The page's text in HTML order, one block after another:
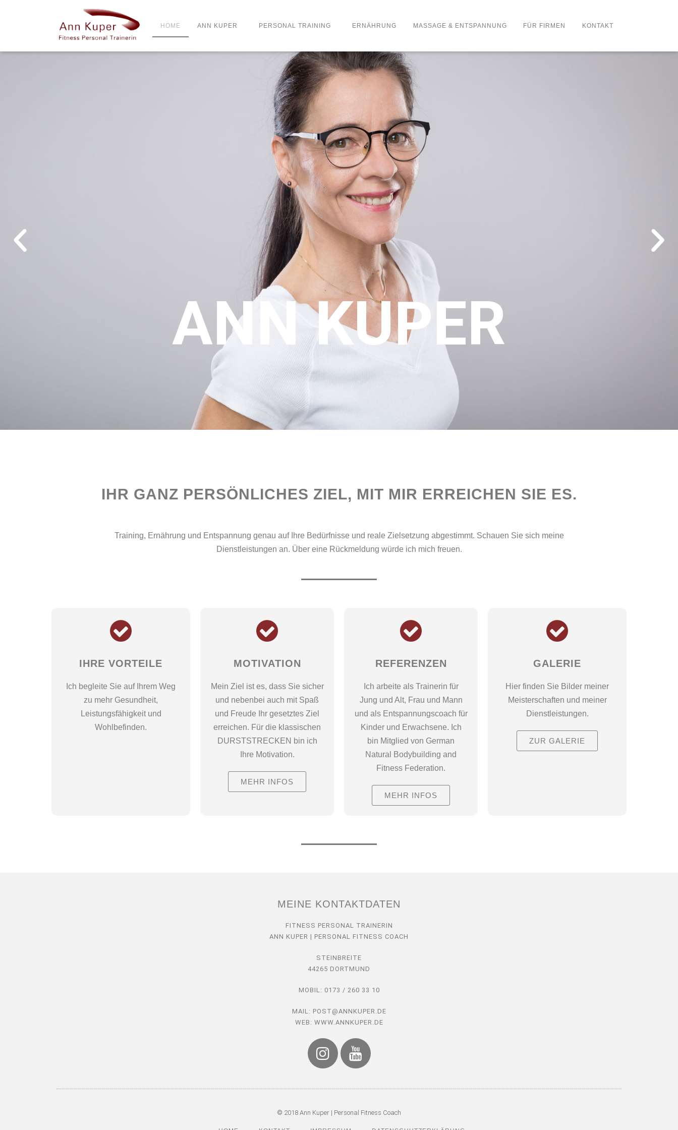
HOME ANN KUPER PERSONAL TRAINING ERNÄHRUNG MASSAGE & ENTSPANNUNG FÜR FIRMEN KONTAKT
IHR GANZ PERSÖNLICHES ZIEL, MIT MIR ERREICHEN SIE ES.
Training, Ernährung und Entspannung genau auf Ihre Bedürfnisse und reale Zielsetzung abgestimmt. Schauen Sie sich meine
Dienstleistungen an. Über eine Rückmeldung würde ich mich freuen.
IHRE VORTEILE
Ich begleite Sie auf Ihrem Weg
zu mehr Gesundheit,
Leistungsfähigkeit und
Wohlbefinden.
MOTIVATION
Mein Ziel ist es, dass Sie sicher
und nebenbei auch mit Spaß
und Freude Ihr gesetztes Ziel
erreichen. Für die klassischen
DURSTSTRECKEN bin ich
Ihre Motivation.
MEHR INFOS
REFERENZEN
Ich arbeite als Trainerin für
Jung und Alt, Frau und Mann
und als Entspannungscoach für
Kinder und Erwachsene. Ich
bin Mitglied von German
Natural Bodybuilding and
Fitness Federation.
MEHR INFOS
GALERIE
Hier finden Sie Bilder meiner
Meisterschaften und meiner
Dienstleistungen.
ZUR GALERIE
MEINE KONTAKTDATEN
FITNESS PERSONAL TRAINERIN
ANN KUPER | PERSONAL FITNESS COACH
STEINBREITE
44265 DORTMUND
MOBIL: 0173 / 260 33 10
MAIL: POST@ANNKUPER.DE
WEB: WWW.ANNKUPER.DE
© 2018 Ann Kuper | Personal Fitness Coach